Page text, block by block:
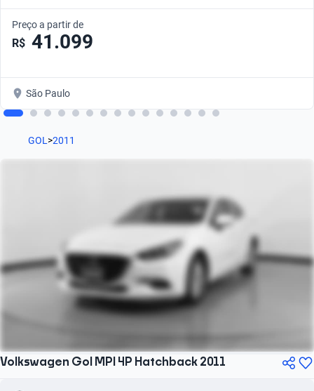
Preço a partir de
R$ 41.099
São Paulo
GOL >2011
Volkswagen Gol MPI 4P Hatchback 2011